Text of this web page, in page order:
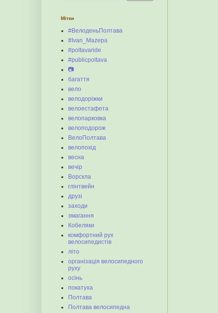
Мітки
#ВелоденьПолтава
#Ivan_Mazepa
#poltavaride
#publicpoltava
📷
багаття
вело
велодоріжки
велоестафета
велопарковка
велоподорож
ВелоПолтава
велопохід
весна
вечір
Ворскла
глінтвейн
друзі
заходи
змагання
Кобеляки
комфортний рух
велосипедистів
літо
організація велосипедного
руху
осінь
покатуха
Полтава
Полтава велосипедна